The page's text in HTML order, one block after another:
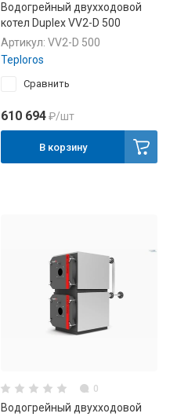
Водогрейный двухходовой
котел Duplex VV2-D 500
Артикул: VV2-D 500
Teploros
Сравнить
610 694₽/шт
В корзину
0
Водогрейный двухходовой